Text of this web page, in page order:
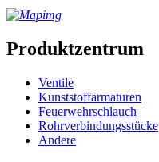
Produktzentrum
Ventile
Kunststoffarmaturen
Feuerwehrschlauch
Rohrverbindungsstücke
Andere